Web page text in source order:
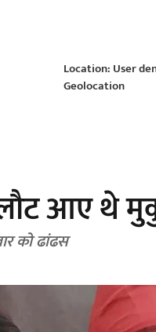
Location: User
Geolocation
आए थे
को ढांढस